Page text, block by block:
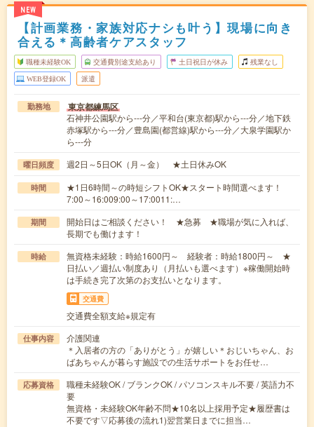
NEW
【計画業務・家族対応ナシも叶う】現場に向き
合える＊高齢者ケアスタッフ
職種未経験OK 交通費別途支給あり 土日祝日が休み 残業なし
WEB登録OK 派遣
勤務地 東京都練馬区
石神井公園駅から---分／平和台(東京都)駅から---分／地下鉄
赤塚駅から---分／豊島園(都営線)駅から---分／大泉学園駅か
ら---分
曜日頻度 週2日～5日OK（月～金） ★土日休みOK
時間
★1日6時間～の時短シフトOK★スタート時間選べます！
7:00～16:009:00～17:0011:…
期間
開始日はご相談ください！ ★急募 ★職場が気に入れば、
長期でも働けます！
時給
無資格未経験：時給1600円～ 経験者：時給1800円～ ★
日払い／週払い制度あり（月払いも選べます）※稼働開始時
は手続き完了次第のお支払いとなります。
交通費
交通費全額支給※規定有
仕事内容
介護関連
＊入居者の方の「ありがとう」が嬉しい＊おじいちゃん、お
ばあちゃんが暮らす施設での生活サポートをお任せ…
応募資格
職種未経験OK / ブランクOK / パソコンスキル不要 / 英語力不
要
無資格・未経験OK年齢不問★10名以上採用予定★履歴書は
不要です▽応募後の流れ1)翌営業日までに担当…